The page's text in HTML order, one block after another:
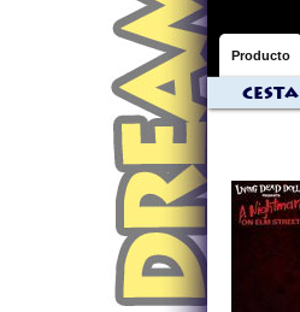
Producto
Cesta